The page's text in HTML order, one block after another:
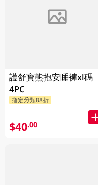
護舒寶熊抱安睡褲xl碼
4PC
指定分類88折
$40.00